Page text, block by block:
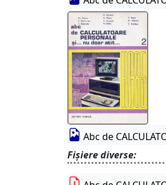
Abc de
Fișiere diverse: